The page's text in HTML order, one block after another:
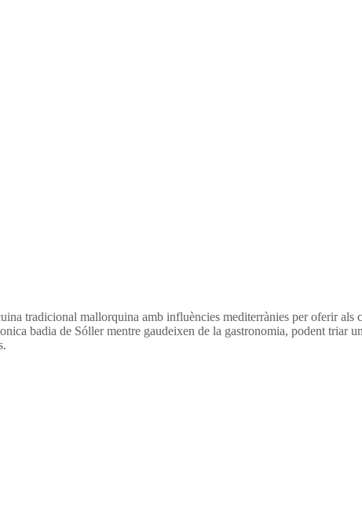
tradicional mallorquina amb influències mediterrànies per oferir als
badia de Sóller mentre gaudeixen de la gastronomia, podent triar